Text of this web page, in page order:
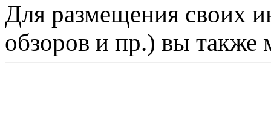
Для размещения своих
обзоров и пр.) вы также